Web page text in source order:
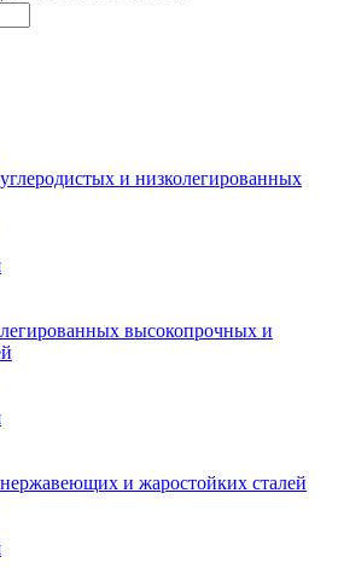
и низколегированных
высокопрочных и
и жаростойких сталей